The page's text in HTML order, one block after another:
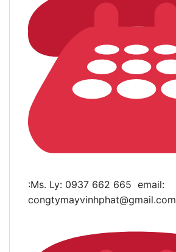
:Ms. Ly: 0937 662 665 email:
congtymayvinhphat@gmail.com